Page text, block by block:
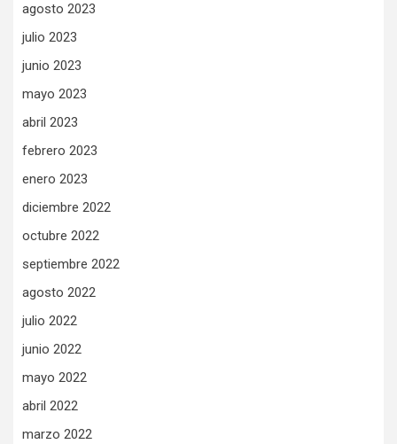
agosto 2023
julio 2023
junio 2023
mayo 2023
abril 2023
febrero 2023
enero 2023
diciembre 2022
octubre 2022
septiembre 2022
agosto 2022
julio 2022
junio 2022
mayo 2022
abril 2022
marzo 2022